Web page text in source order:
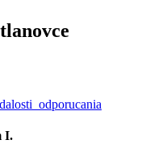
I.